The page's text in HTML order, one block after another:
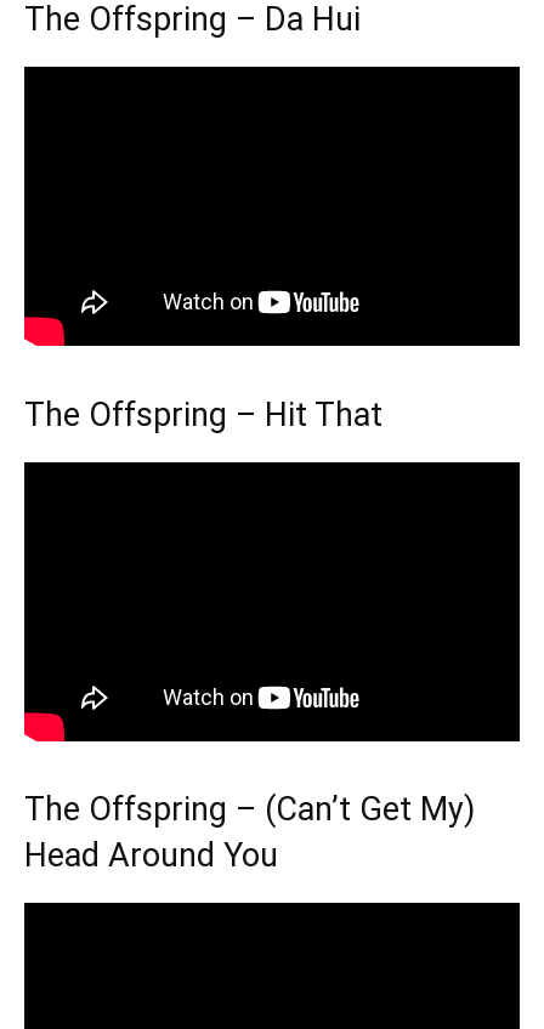
The Offspring – Da Hui
The Offspring – Hit That
The Offspring – (Can’t Get My)
Head Around You